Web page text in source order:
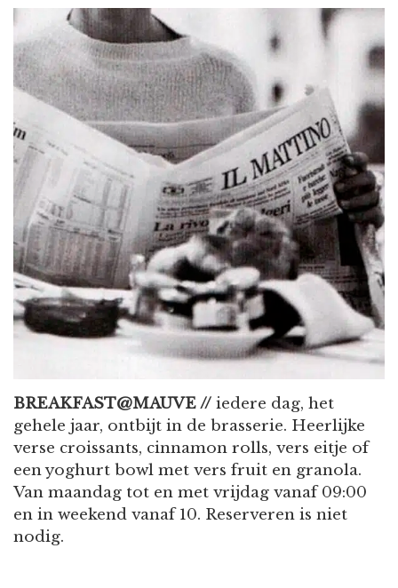
BREAKFAST@MAUVE // iedere dag, het
gehele jaar, ontbijt in de brasserie. Heerlijke
verse croissants, cinnamon rolls, vers eitje of
een yoghurt bowl met vers fruit en granola.
Van maandag tot en met vrijdag vanaf 09:00
en in weekend vanaf 10. Reserveren is niet
nodig.